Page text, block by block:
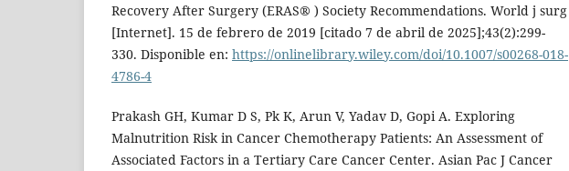
Recovery After Surgery (ERAS® ) Society Recommendations. World j surg
[Internet]. 15 de febrero de 2019 [citado 7 de abril de 2025];43(2):299-
330. Disponible en: https://onlinelibrary.wiley.com/doi/10.1007/s00268-018-
4786-4
Prakash GH, Kumar D S, Pk K, Arun V, Yadav D, Gopi A. Exploring
Malnutrition Risk in Cancer Chemotherapy Patients: An Assessment of
Associated Factors in a Tertiary Care Cancer Center. Asian Pac J Cancer